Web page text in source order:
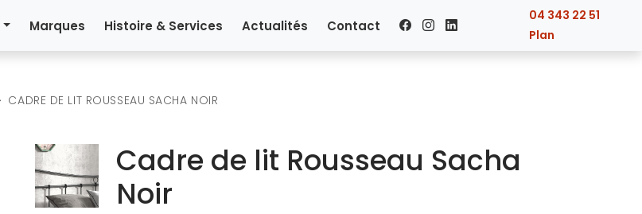
Marques Histoire & Services Actualités Contact
04 343 22 51
Plan
CADRE DE LIT ROUSSEAU SACHA NOIR
Cadre de lit Rousseau Sacha
Noir